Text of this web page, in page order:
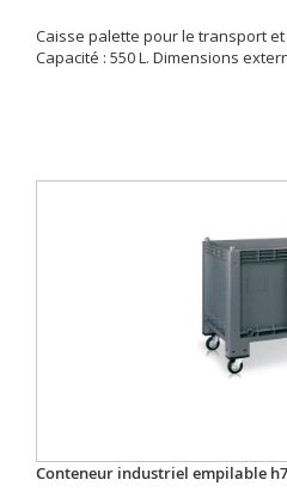
Caisse palette pour le transport
Capacité : 550 L. Dimensions
Conteneur industriel empilable